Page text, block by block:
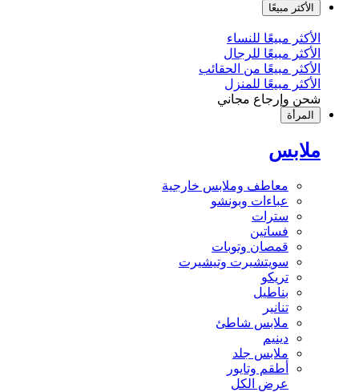
الأكثر مبيعًا
الأكثر مبيعًا للنساء
الأكثر مبيعًا للرجال
الأكثر مبيعًا من الحقائب
الأكثر مبيعًا للمنزل
شحن وإرجاع مجاني
المرأة
ملابس
معاطف وملابس خارجية
عباءات وبونشو
سترات
فساتين
قمصان وتوبات
سويتشيرت وتيشيرت
تريكو
بناطيل
تنانير
ملابس شاطئ
دينيم
ملابس جلد
أطقم وتايور
عرض الكل